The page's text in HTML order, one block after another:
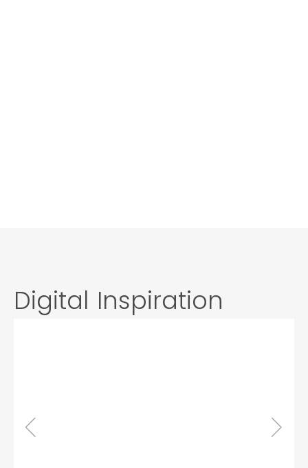
Digital Inspiration